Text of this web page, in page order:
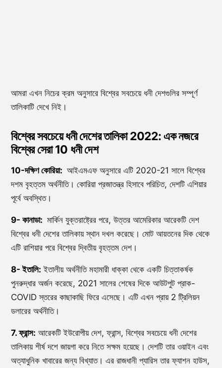
আমরা এখন নিচের ক্রম অনুসারে বিশ্বের সবচেয়ে ধনী দেশগুলির সম্পূর্ণ
তালিকাটি দেখে নিই।
বিশ্বের সবচেয়ে ধনী দেশের তালিকা 2022:এক নজরে
বিশ্বের সেরা 10 ধনী দেশ
10-দক্ষিণ কোরিয়া: আইএমএফ অনুসারে এটি 2020-21 সালে বিশ্বের
দশম বৃহত্তম অর্থনীতি। কোরিয়া প্রজাতন্ত্র হিসাবে পরিচিত, দেশটি এশিয়ার
পূর্বে অবস্থিত।
9- কানাডা: মার্কিন যুক্তরাষ্ট্রের পরে, উত্তর আমেরিকার আরেকটি দেশ
বিশ্বের ধনী দেশের তালিকায় স্থান দখল করেছে। মোট আয়তনের দিক থেকে
এটি রাশিয়ার পরে বিশ্বের দ্বিতীয় বৃহত্তম দেশ।
8- ইতালি: ইতালীয় অর্থনীতি মহামারী ধাক্কা থেকে একটি চিত্তাকর্ষক
পুনরুদ্ধার অর্জন করেছে, 2021 সালের শেষের দিকে আউটপুট প্রাক-
COVID স্তরের কাছাকাছি ফিরে এসেছে। এটি এখন প্রায় 2 ট্রিলিয়ন
ডলারের অর্থনীতি।
7. ফ্রান্স: আরেকটি ইউরোপীয় দেশ, ফ্রান্স, বিশ্বের সবচেয়ে ধনী দেশের
তালিকায় শীর্ষ দশে জায়গা করে নিতে সক্ষম হয়েছে। দেশটি তার ওয়াইন এবং
অত্যাধুনিক খাবারের জন্য বিখ্যাত। এর রাজধানী প্যারিস তার ফ্যাশন হাউস,